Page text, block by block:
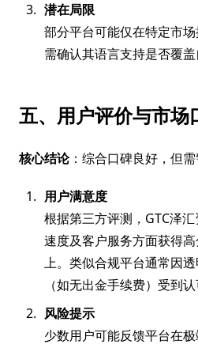
潜在局限
部分平台可能仅在特定市
需确认其语言支持是否覆盖
五、用户评价与市场
核心结论：综合口碑良好，但需
用户满意度
根据第三方评测，GTC泽
速度及客户服务方面获得
上。类似合规平台通常因
（如无出金手续费）受到认
风险提示
少数用户可能反馈平台在